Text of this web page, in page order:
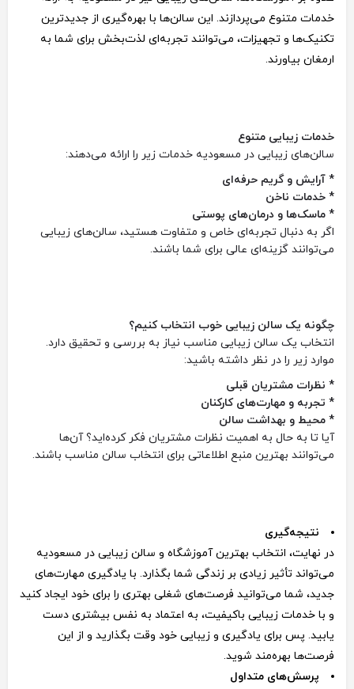
خدمات متنوع می‌پردازند. این سالن‌ها با بهره‌گیری از جدیدترین
تکنیک‌ها و تجهیزات، می‌توانند تجربه‌ای لذت‌بخش برای شما به
ارمغان بیاورند.
خدمات زیبایی متنوع
سالن‌های زیبایی در مسعودیه خدمات زیر را ارائه می‌دهند:
* آرایش و گریم حرفه‌ای
* خدمات ناخن
* ماسک‌ها و درمان‌های پوستی
اگر به دنبال تجربه‌ای خاص و متفاوت هستید، سالن‌های زیبایی
می‌توانند گزینه‌ای عالی برای شما باشند.
چگونه یک سالن زیبایی خوب انتخاب کنیم؟
انتخاب یک سالن زیبایی مناسب نیاز به بررسی و تحقیق دارد.
موارد زیر را در نظر داشته باشید:
* نظرات مشتریان قبلی
* تجربه و مهارت‌های کارکنان
* محیط و بهداشت سالن
آیا تا به حال به اهمیت نظرات مشتریان فکر کرده‌اید؟ آن‌ها
می‌توانند بهترین منبع اطلاعاتی برای انتخاب سالن مناسب باشند.
نتیجه‌گیری
در نهایت، انتخاب بهترین آموزشگاه و سالن زیبایی در مسعودیه
می‌تواند تأثیر زیادی بر زندگی شما بگذارد. با یادگیری مهارت‌های
جدید، شما می‌توانید فرصت‌های شغلی بهتری را برای خود ایجاد کنید
و با خدمات زیبایی باکیفیت، به اعتماد به نفس بیشتری دست
یابید. پس برای یادگیری و زیبایی خود وقت بگذارید و از این
فرصت‌ها بهره‌مند شوید.
پرسش‌های متداول